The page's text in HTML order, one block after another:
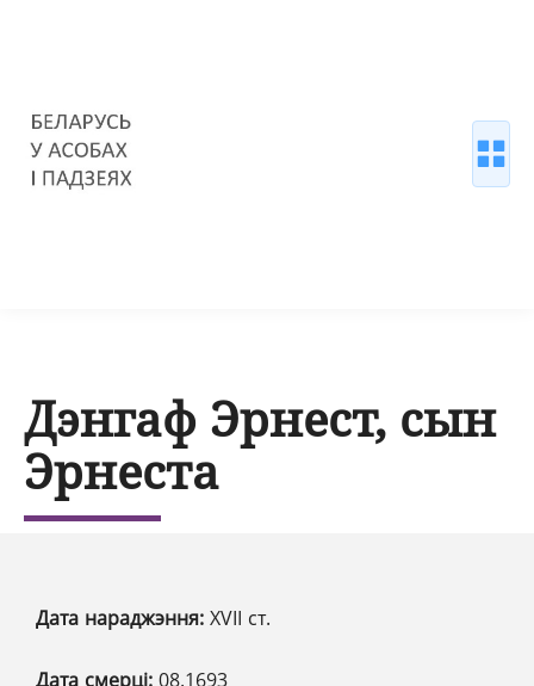
Дэнгаф Эрнест, сын
Эрнеста
Дата нараджэння: XVII ст.
Дата смерці: 08.1693